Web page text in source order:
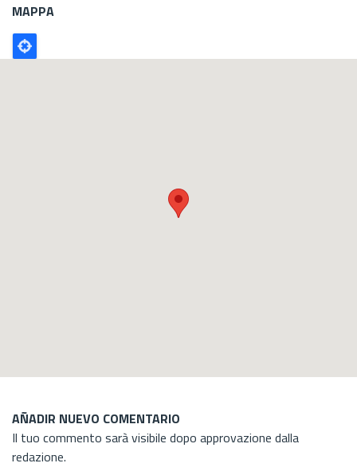
MAPPA
Poligono
GEO
AÑADIR NUEVO COMENTARIO
Il tuo commento sarà visibile dopo approvazione dalla
redazione.